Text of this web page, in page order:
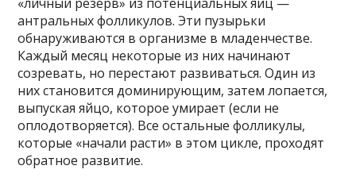
«личный резерв» из потенциальных яиц —
антральных фолликулов. Эти пузырьки
обнаруживаются в организме в младенчестве.
Каждый месяц некоторые из них начинают
созревать, но перестают развиваться. Один из
них становится доминирующим, затем лопается,
выпуская яйцо, которое умирает (если не
оплодотворяется). Все остальные фолликулы,
которые «начали расти» в этом цикле, проходят
обратное развитие.